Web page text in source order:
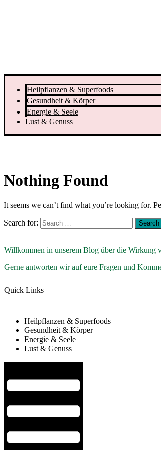
Heilpflanzen & Superfoods
Gesundheit & Körper
Energie & Seele
Lust & Genuss
Nothing Found
It seems we can’t find what you’re looking for.
Search for:
Willkommen in unserem Blog über die Wirkung
Gerne antworten wir auf eure Fragen und
Quick Links
Heilpflanzen & Superfoods
Gesundheit & Körper
Energie & Seele
Lust & Genuss